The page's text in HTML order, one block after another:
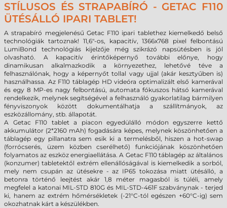
STÍLUSOS ÉS STRAPABÍRÓ - GETAC F110
ÜTÉSÁLLÓ IPARI TABLET!
A strapabíró megjelenésű Getac F110 ipari tablethez kiemelkedő belső
technológiák tartoznak! 11,6"-os, kapacitív, 1366x768 pixel felbontású
LumiBond technológiás kijelzője még szikrázó napsütésben is jól
olvasható. A kapacitív érintőképernyő további előnye, hogy
dinamikusan alkalmazkodik a környezethez, lehetővé téve a
felhasználónak, hogy a képernyőt tollal vagy ujjal (akár kesztyűben is)
használhassa. Az F110 táblagép HD videóra optimalizált első kamerával
és egy 8 MP-es nagy felbontású, automata fókuszos hátsó kamerával
rendelkezik, melynek segítségével a felhasználó gyakorlatilag bármilyen
fényviszonyok között dokumentálhatja a szállítmányok, az
eszközállomány, stb. állapotát.
A Getac F110 tablet a piacon egyedülálló módon egyszerre kettő
akkumulátor (2*2160 mAh) fogadására képes, melynek köszönhetően a
táblagép egy pillanatra sem esik ki a termelésből, hiszen a hot-swap
(forrócserés, üzem közben cserélhető) funkciójának köszönhetően
folyamatos az eszköz energiaellátása. A Getac F110 táblagép az általános
(konzumer) tabletektől extrém ellenállóságával is kiemelkedik a sorból,
mely nem csupán az ütésekre - az IP65 tokozása miatt ütésálló, a
betonra történő leejtést akár 1,8 méter magasból is túléli, amely
megfelel a katonai MIL-STD 810G és MIL-STD-461F szabványnak - terjed
ki, hanem az extrém hőmérsékletek (-21°C-tól egészen +60°C-ig) sem
okozhatnak kárt a készülékben.